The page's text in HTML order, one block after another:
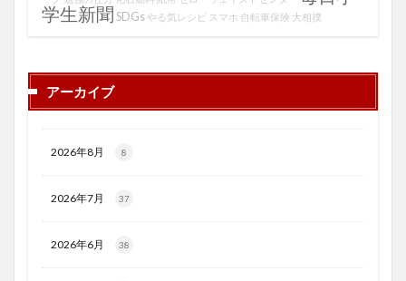
学生新聞 SDGs やる気レシピ スマホ 自転車保険 大相撲
アーカイブ
2026年8月 8
2026年7月 37
2026年6月 38